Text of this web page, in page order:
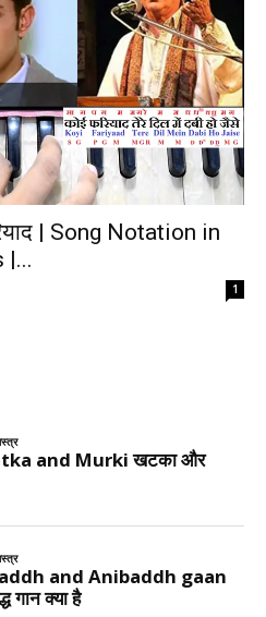
| Song Notation in
|...
1